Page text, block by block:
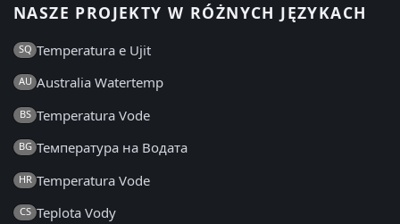
NASZE PROJEKTY W RÓŻNYCH JĘZYKACH
SQ Temperatura e Ujit
AU Australia Watertemp
BS Temperatura Vode
BG Температура на Водата
HR Temperatura Vode
CS Teplota Vody